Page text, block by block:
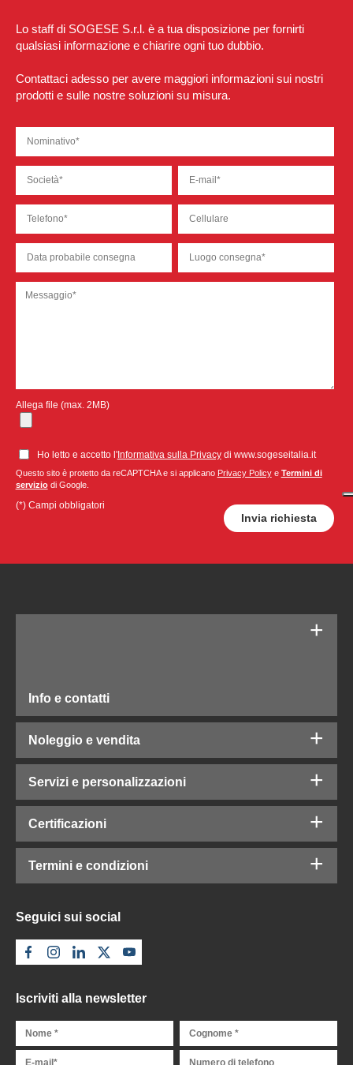
Lo staff di SOGESE S.r.l. è a tua disposizione per fornirti
qualsiasi informazione e chiarire ogni tuo dubbio.
Contattaci adesso per avere maggiori informazioni sui nostri
prodotti e sulle nostre soluzioni su misura.
Allega file (max. 2MB)
Ho letto e accetto l'Informativa sulla Privacydi www.sogeseitalia.it
Questo sito è protetto da reCAPTCHA e si applicano Privacy Policye Termini di
serviziodi Google.
(*) Campi obbligatori
Info e contatti
Noleggio e vendita
Servizi e personalizzazioni
Certificazioni
Termini e condizioni
Seguici sui social
Iscriviti alla newsletter